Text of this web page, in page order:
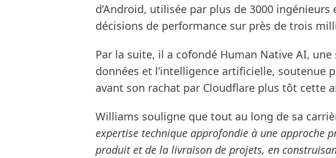
d’Android, utilisée par plus de 3000
décisions de performance sur près de trois
Par la suite, il a cofondé Human Native AI,
données et l’intelligence artificielle, soutenue
avant son rachat par Cloudflare plus tôt cette
Williams souligne que tout au long de sa
expertise technique approfondie à une approche
produit et de la livraison de projets, en